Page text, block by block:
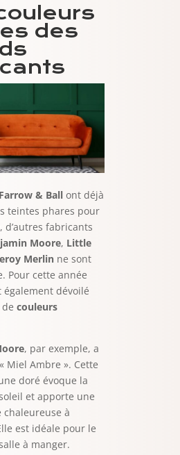
des
Farrow & Ballont déjà
teintes phares pour
d’autres fabricants
Moore, Little
Merlinne sont
Pour cette année
également dévoilé
couleurs
, par exemple, a
Miel Ambre ». Cette
doré évoque la
et apporte une
chaleureuse à
est idéale pour le
à manger.